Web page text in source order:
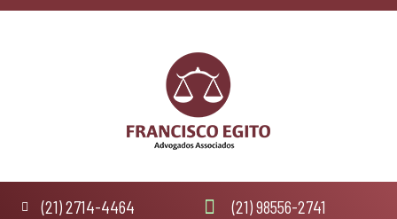
Ir
(21) 2714-4464 (21) 98556-2741